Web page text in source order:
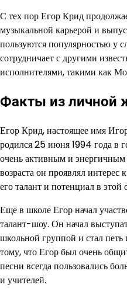
С тех пор Егор Крид
музыкальной карьерой и
пользуются популярностью у
сотрудничает с другими
исполнителями, такими как
Факты из личной
Егор Крид, настоящее имя
родился 25 июня 1994 года в
очень активным и
возраста он проявлял интерес
его талант и потенциал в этой
Еще в школе Егор начал
талант-шоу. Он начал
школьной группой и стал
тому, что Егор был очень
песни всегда пользовались
и учителей.